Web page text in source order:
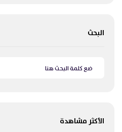
البحث
الأكثر مشاهدة